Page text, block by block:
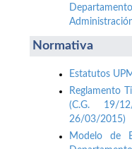
Normativa
Estatutos
Reglamento
(C.G. 19/
26/03/2015)
Modelo de